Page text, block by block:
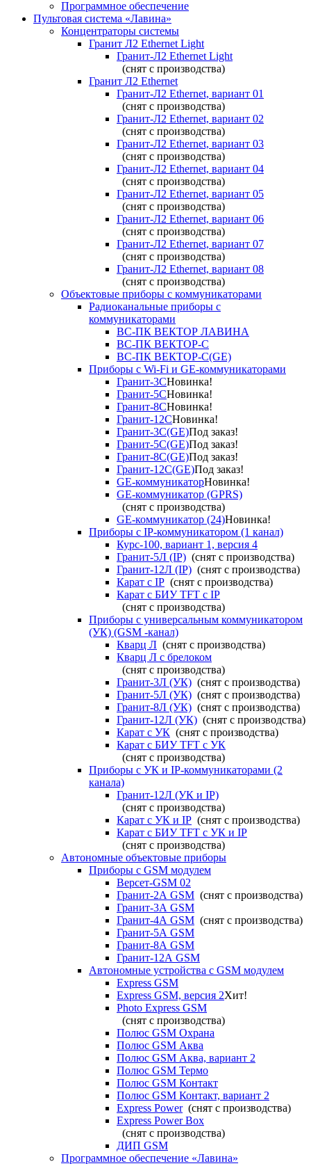
Программное обеспечение
Пультовая система «Лавина»
Концентраторы системы
Гранит Л2 Ethernet Light
Гранит-Л2 Ethernet Light
(снят с производства)
Гранит Л2 Ethernet
Гранит-Л2 Ethernet, вариант 01
(снят с производства)
Гранит-Л2 Ethernet, вариант 02
(снят с производства)
Гранит-Л2 Ethernet, вариант 03
(снят с производства)
Гранит-Л2 Ethernet, вариант 04
(снят с производства)
Гранит-Л2 Ethernet, вариант 05
(снят с производства)
Гранит-Л2 Ethernet, вариант 06
(снят с производства)
Гранит-Л2 Ethernet, вариант 07
(снят с производства)
Гранит-Л2 Ethernet, вариант 08
(снят с производства)
Объектовые приборы с коммуникаторами
Радиоканальные приборы с
коммуникаторами
ВС-ПК ВЕКТОР ЛАВИНА
ВС-ПК ВЕКТОР-С
ВС-ПК ВЕКТОР-С(GE)
Приборы с Wi-Fi и GE-коммуникаторами
Гранит-3СНовинка!
Гранит-5СНовинка!
Гранит-8СНовинка!
Гранит-12СНовинка!
Гранит-3С(GE)Под заказ!
Гранит-5С(GE)Под заказ!
Гранит-8С(GE)Под заказ!
Гранит-12С(GE)Под заказ!
GE-коммуникаторНовинка!
GE-коммуникатор (GPRS)
(снят с производства)
GE-коммуникатор (24)Новинка!
Приборы с IP-коммуникатором (1 канал)
Курс-100, вариант 1, версия 4
Гранит-5Л (IP) (снят с производства)
Гранит-12Л (IP) (снят с производства)
Карат с IP (снят с производства)
Карат с БИУ TFT с IP
(снят с производства)
Приборы с универсальным коммуникатором
(УК) (GSM -канал)
Кварц Л (снят с производства)
Кварц Л с брелоком
(снят с производства)
Гранит-3Л (УК) (снят с производства)
Гранит-5Л (УК) (снят с производства)
Гранит-8Л (УК) (снят с производства)
Гранит-12Л (УК) (снят с производства)
Карат с УК (снят с производства)
Карат с БИУ TFT с УК
(снят с производства)
Приборы с УК и IP-коммуникаторами (2
канала)
Гранит-12Л (УК и IP)
(снят с производства)
Карат с УК и IP (снят с производства)
Карат с БИУ TFT с УК и IP
(снят с производства)
Автономные объектовые приборы
Приборы с GSM модулем
Версет-GSM 02
Гранит-2А GSM (снят с производства)
Гранит-3А GSM
Гранит-4А GSM (снят с производства)
Гранит-5А GSM
Гранит-8А GSM
Гранит-12А GSM
Автономные устройства с GSM модулем
Express GSM
Express GSM, версия 2Хит!
Photo Express GSM
(снят с производства)
Полюс GSM Охрана
Полюс GSM Аква
Полюс GSM Аква, вариант 2
Полюс GSM Термо
Полюс GSM Контакт
Полюс GSM Контакт, вариант 2
Express Power(снят с производства)
Express Power Box
(снят с производства)
ДИП GSM
Программное обеспечение «Лавина»